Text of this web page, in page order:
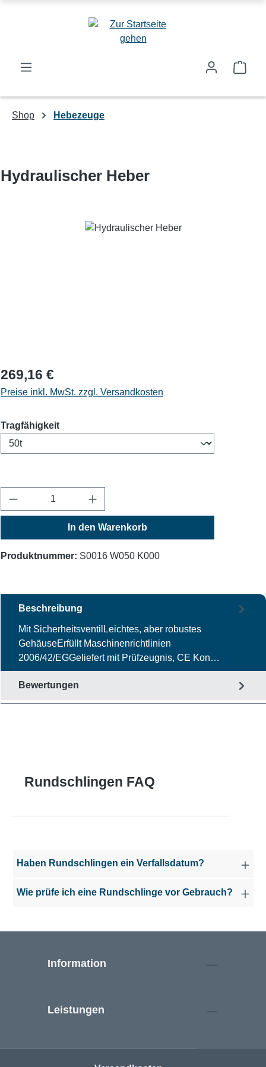
Shop Hebezeuge
Hydraulischer Heber
Bildergalerie überspringen
269,16 €
Preise inkl. MwSt. zzgl. Versandkosten
Tragfähigkeitauswählen
Produkt Anzahl: Gib den gewünschten Wert
In den Warenkorb
Produktnummer: S0016 W050 K000
Beschreibung
Mit SicherheitsventilLeichtes, aber robustes
GehäuseErfüllt Maschinenrichtlinien
2006/42/EGGeliefert mit Prüfzeugnis, CE Kon…
Bewertungen
Rundschlingen FAQ
Haben Rundschlingen ein Verfallsdatum?
Wie prüfe ich eine Rundschlinge vor Gebrauch?
Information
Leistungen